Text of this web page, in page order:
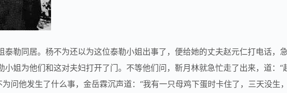
泰勒同居。杨不为还以为这位泰勒小姐出事了，便给她的丈夫赵元仁打电话，
姐为他们和这对夫妇打开了门。不等他们问，靳月林就急忙走了出来，道：“
问他发生了什么事，金岳霖沉声道：“我有一只母鸡下蛋时卡住了，三天没生